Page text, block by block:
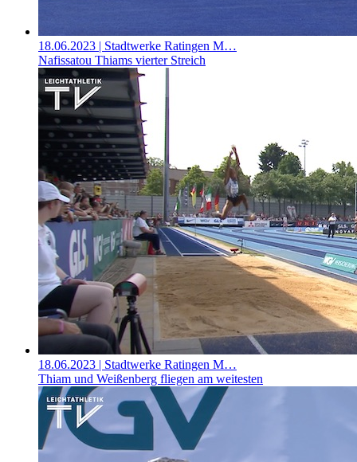
18.06.2023 | Stadtwerke Ratingen M…
Nafissatou Thiams vierter Streich
18.06.2023 | Stadtwerke Ratingen M…
Thiam und Weißenberg fliegen am weitesten